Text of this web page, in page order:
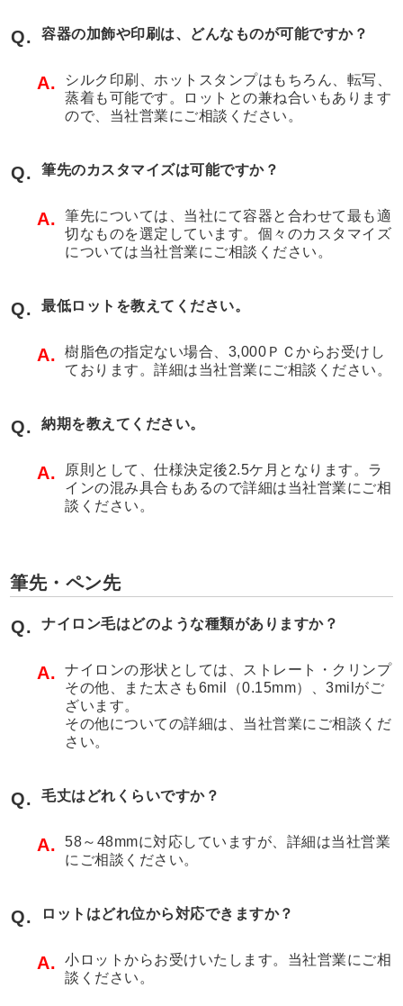
Q. 容器の加飾や印刷は、どんなものが可能ですか？
A.
シルク印刷、ホットスタンプはもちろん、転写、
蒸着も可能です。ロットとの兼ね合いもあります
ので、当社営業にご相談ください。
Q. 筆先のカスタマイズは可能ですか？
A.
筆先については、当社にて容器と合わせて最も適
切なものを選定しています。個々のカスタマイズ
については当社営業にご相談ください。
Q. 最低ロットを教えてください。
A.
樹脂色の指定ない場合、3,000ＰＣからお受けし
ております。詳細は当社営業にご相談ください。
Q. 納期を教えてください。
A.
原則として、仕様決定後2.5ケ月となります。ラ
インの混み具合もあるので詳細は当社営業にご相
談ください。
筆先・ペン先
Q. ナイロン毛はどのような種類がありますか？
A.
ナイロンの形状としては、ストレート・クリンプ
その他、また太さも6mil（0.15mm）、3milがご
ざいます。
その他についての詳細は、当社営業にご相談くだ
さい。
Q. 毛丈はどれくらいですか？
A.
58～48mmに対応していますが、詳細は当社営業
にご相談ください。
Q. ロットはどれ位から対応できますか？
A.
小ロットからお受けいたします。当社営業にご相
談ください。